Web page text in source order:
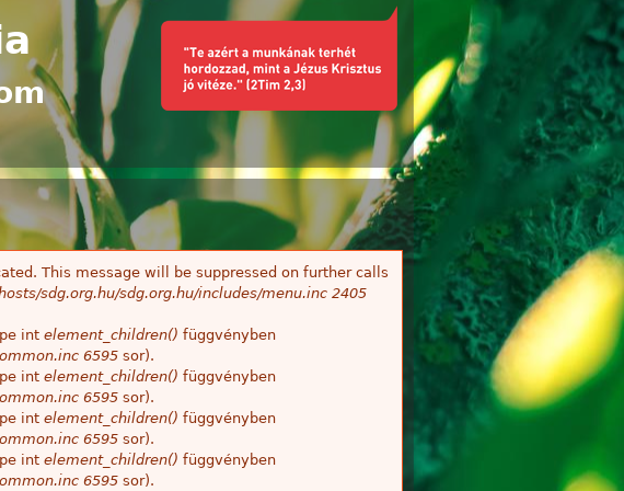
This message will be suppressed on further calls
sdg.org.hu/sdg.org.hu/includes/menu.inc 2405
int element_children() függvényben
6595 sor).
int element_children() függvényben
6595 sor).
int element_children() függvényben
6595 sor).
int element_children() függvényben
6595 sor).